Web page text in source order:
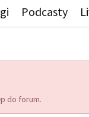
Podcasty
do forum.